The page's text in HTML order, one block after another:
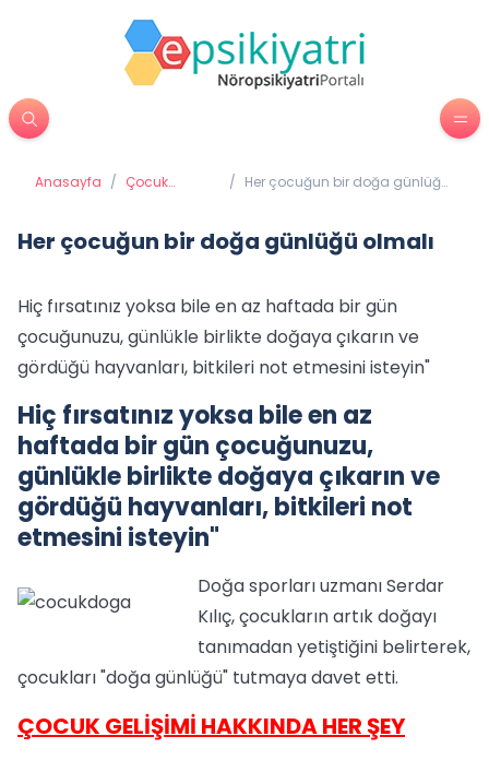
Anasayfa / Çocuk
/ Her çocuğun bir doğa günlüğü
Her çocuğun bir doğa günlüğü olmalı
Hiç fırsatınız yoksa bile en az haftada bir gün
çocuğunuzu, günlükle birlikte doğaya çıkarın ve
gördüğü hayvanları, bitkileri not etmesini isteyin"
Hiç fırsatınız yoksa bile en az
haftada bir gün çocuğunuzu,
günlükle birlikte doğaya çıkarın ve
gördüğü hayvanları, bitkileri not
etmesini isteyin"
Doğa sporları uzmanı Serdar
Kılıç, çocukların artık doğayı
tanımadan yetiştiğini belirterek,
çocukları "doğa günlüğü" tutmaya davet etti.
ÇOCUK GELİŞİMİ HAKKINDA HER ŞEY